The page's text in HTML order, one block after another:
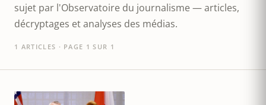
sujet par l'Observatoire du journalisme — articles,
décryptages et analyses des médias.
1 ARTICLES · PAGE 1 SUR 1